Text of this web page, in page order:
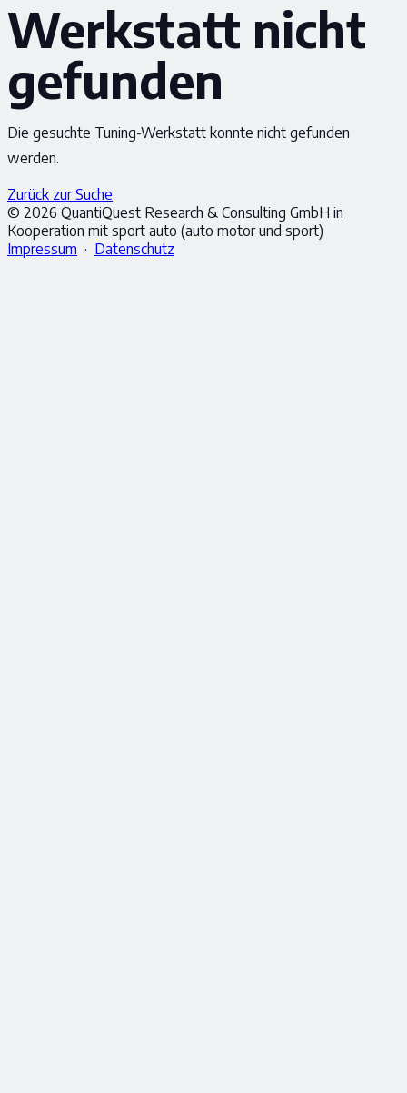
Werkstatt nicht
gefunden
Die gesuchte Tuning-Werkstatt konnte nicht gefunden
werden.
Zurück zur Suche
© 2026 QuantiQuest Research & Consulting GmbH in
Kooperation mit sport auto (auto motor und sport)
Impressum · Datenschutz